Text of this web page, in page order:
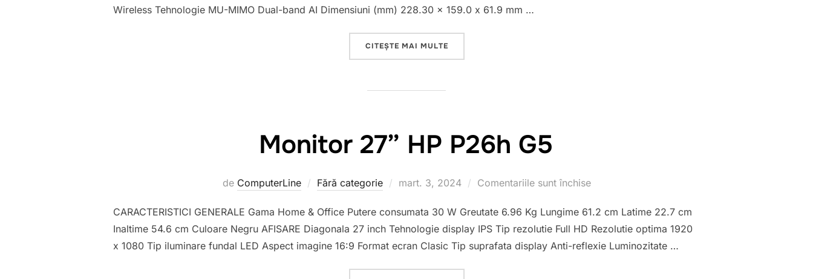
Wireless Tehnologie MU-MIMO Dual-band AI Dimensiuni (mm) 228.30 x 159.0 x 61.9 mm …
CITEȘTE MAI MULTE
Monitor 27” HP P26h G5
de ComputerLine Fără categorie
Publicat
mart. 3, 2024 Comentariile sunt închise
CARACTERISTICI GENERALE Gama Home & Office Putere consumata 30 W Greutate 6.96 Kg Lungime 61.2 cm Latime 22.7 cm
Inaltime 54.6 cm Culoare Negru AFISARE Diagonala 27 inch Tehnologie display IPS Tip rezolutie Full HD Rezolutie optima 1920
x 1080 Tip iluminare fundal LED Aspect imagine 16:9 Format ecran Clasic Tip suprafata display Anti-reflexie Luminozitate …